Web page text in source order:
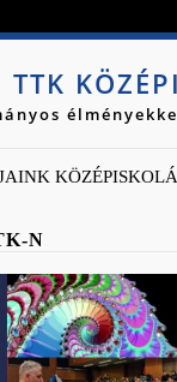
TTK
N